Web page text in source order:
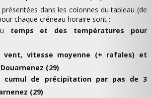
dans les colonnes du tableau (de
chaque créneau horaire sont :
temps et des températures pour
vent, vitesse moyenne (+ rafales) et
(29)
cumul de précipitation par pas de 3
(29)